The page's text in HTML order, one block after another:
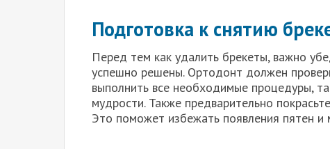
Подготовка к снятию
Перед тем как удалить брекеты, важно
успешно решены. Ортодонт должен
выполнить все необходимые процедуры,
мудрости. Также предварительно
Это поможет избежать появления пятен